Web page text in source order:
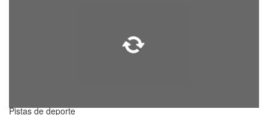
Pistas de deporte